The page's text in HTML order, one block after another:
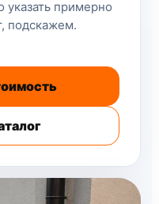
указать примерно
подскажем.